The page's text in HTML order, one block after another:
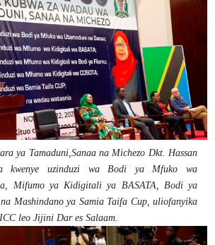
ya Tamaduni,Sanaa na Michezo Dkt. Hassan
kwenye uzinduzi wa Bodi ya Mfuko wa
Mifumo ya Kidigitali ya BASATA, Bodi ya
Mashindano ya Samia Taifa Cup, uliofanyika
leo Jijini Dar es Salaam.